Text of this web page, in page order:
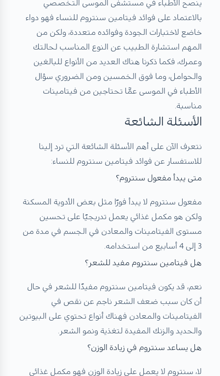
ينصح الأطباء في مستشفى الموسى التخصصي
بالاعتماد على فوائد فيتامين سنتروم للنساء فهو دواء
خاضع لاختبارات الجودة وفوائده متعددة، ولكن من
المهم استشارة الطبيب عن النوع المناسب لحالتك
وعمرك، فكما ذكرنا هناك العديد من الأنواع للبالغين
والحوامل، وما فوق الخمسين ومن الضروري سؤال
الأطباء في الموسى عمّٓا تحتاجين من فيتامينات
مناسبة.
الأسئلة الشائعة
نتعرف الآن على أهم الأسئلة الشائعة التي ترد إلينا
للاستفسار عن فوائد فيتامين سنتروم للنساء:
متى يبدأ مفعول سنتروم؟
مفعول سنتروم لا يبدأ فورًا مثل بعض الأدوية المسكنة
ولكن هو مكمل غذائي يعمل تدريجيًا على تحسين
مستوى الفيتامينات والمعادن في الجسم في مدة من
3 إلى 4 أسابيع من استخدامه.
هل فيتامين سنتروم مفيد للشعر؟
نعم، قد يكون فيتامين سنتروم مفيدًا للشعر في حال
أن كان سبب ضعف الشعر ناجم عن نقص في
الفيتامينات والمعادن فهناك أنواع تحتوي على البيوتين
والحديد والزنك المفيدة لتغذية ونمو الشعر.
هل يساعد سنتروم في زيادة الوزن؟
لا، سنتروم لا يعمل على زيادة الوزن فهو مكمل غذائي